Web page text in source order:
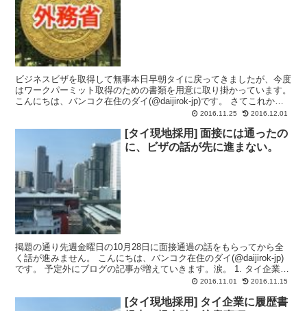
ビジネスビザを取得して無事本日早朝タイに戻ってきましたが、今度
はワークパーミット取得のための書類を用意に取り掛かっています。
こんにちは、バンコク在住のダイ(@daijirok-jp)です。 さてこれから
2016.11.25 2016.12.01
[タイ現地採用] 面接には通ったの
に、ビザの話が先に進まない。
掲題の通り先週金曜日の10月28日に面接通過の話をもらってから全
く話が進みません。 こんにちは、バンコク在住のダイ(@daijirok-jp)
です。 予定外にブログの記事が増えていきます。涙。 1. タイ企業へ
2016.11.01 2016.11.15
[タイ現地採用] タイ企業に履歴書